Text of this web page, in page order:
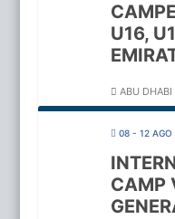
U16,
ABU DHABI
08 - 12 AGO
CAMP